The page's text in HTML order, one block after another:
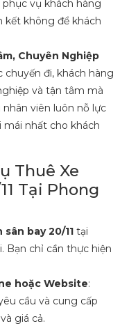
vụ khách hàng
kết không để khách
Chuyên Nghiệp
chuyến đi, khách hàng
và tận tâm mà
viên luôn nỗ lực
nhất cho khách
Thuê Xe
Tại Phong
bay 20/11 tại
Bạn chỉ cần thực hiện
hoặc Website:
cầu và cung cấp
giá cả.